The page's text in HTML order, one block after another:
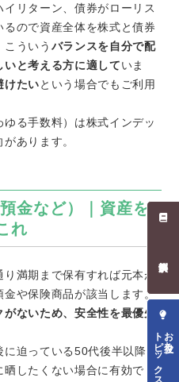
リターン、債券がローリス
ので資産全体を株式と債券
ういう バランスを自分で配
と考える方に適して いま
けたい という場合でもご利用
る手数料）は株式インデッ
あります。
金など）｜資産を
れ
満期まで保有すれば元本が
や保険商品が該当します。
ないため、安全性を最優先
迫っている50代後半以降の
したくない場合に有効で
お役立ち
トピックス